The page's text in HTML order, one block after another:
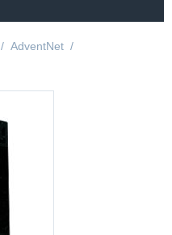
/ AdventNet /